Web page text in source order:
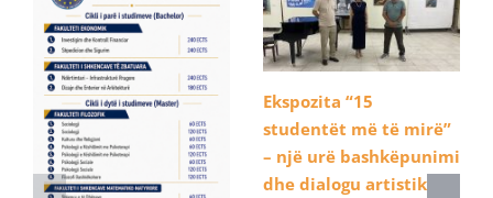
Ekspozita “15
studentët më të mirë”
– një urë bashkëpunimi
dhe dialogu artistik